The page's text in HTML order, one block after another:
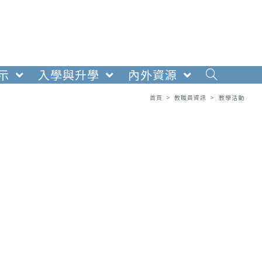
入學與升學
內外資源
首頁 > 教職員資訊 > 教學活動